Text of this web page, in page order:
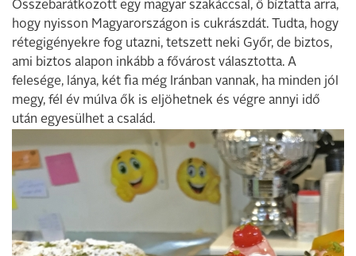
Összebarátkozott egy magyar szakáccsal, ő bíztatta arra,
hogy nyisson Magyarországon is cukrászdát. Tudta, hogy
rétegigényekre fog utazni, tetszett neki Győr, de biztos,
ami biztos alapon inkább a fővárost választotta. A
felesége, lánya, két fia még Iránban vannak, ha minden jól
megy, fél év múlva ők is eljöhetnek és végre annyi idő
után egyesülhet a család.